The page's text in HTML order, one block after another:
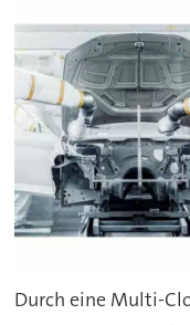
Durch eine Multi-